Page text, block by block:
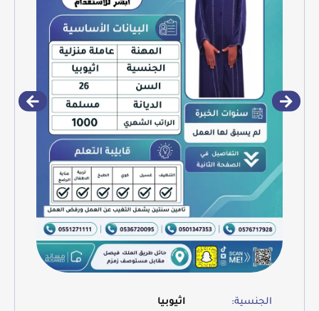
الجنسية: اثيوبيا